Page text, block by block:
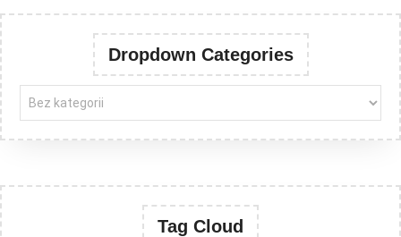
Dropdown Categories
Tag Cloud